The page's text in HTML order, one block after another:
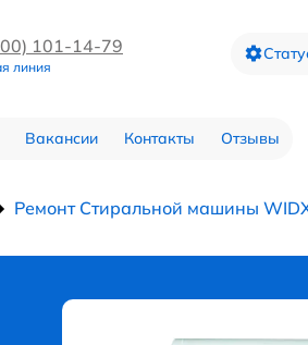
101-14-79
линия
Вакансии Контакты Отзывы
Ремонт Стиральной машины